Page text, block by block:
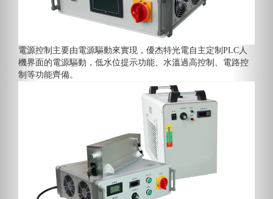
電源控制主要由電源驅動來實現，優杰特光電自主定制PLC人
機界面的電源驅動，低水位提示功能、水溫過高控制、電路控
制等功能齊備。